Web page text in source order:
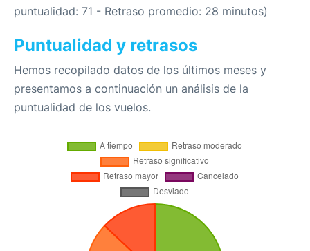
puntualidad: 71 - Retraso promedio: 28 minutos)
Puntualidad y retrasos
Hemos recopilado datos de los últimos meses y
presentamos a continuación un análisis de la
puntualidad de los vuelos.